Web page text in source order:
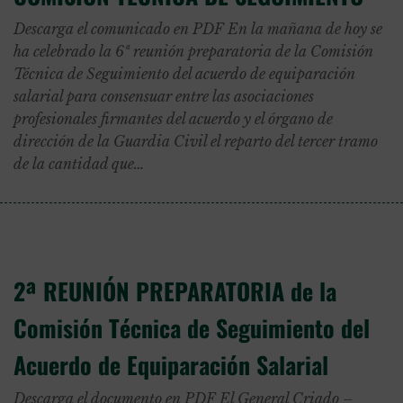
Descarga el comunicado en PDF En la mañana de hoy se
ha celebrado la 6ª reunión preparatoria de la Comisión
Técnica de Seguimiento del acuerdo de equiparación
salarial para consensuar entre las asociaciones
profesionales firmantes del acuerdo y el órgano de
dirección de la Guardia Civil el reparto del tercer tramo
de la cantidad que…
2ª REUNIÓN PREPARATORIA de la
Comisión Técnica de Seguimiento del
Acuerdo de Equiparación Salarial
Descarga el documento en PDF El General Criado –